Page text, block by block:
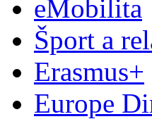
eMobilita
Šport a
Erasmus+
Europe